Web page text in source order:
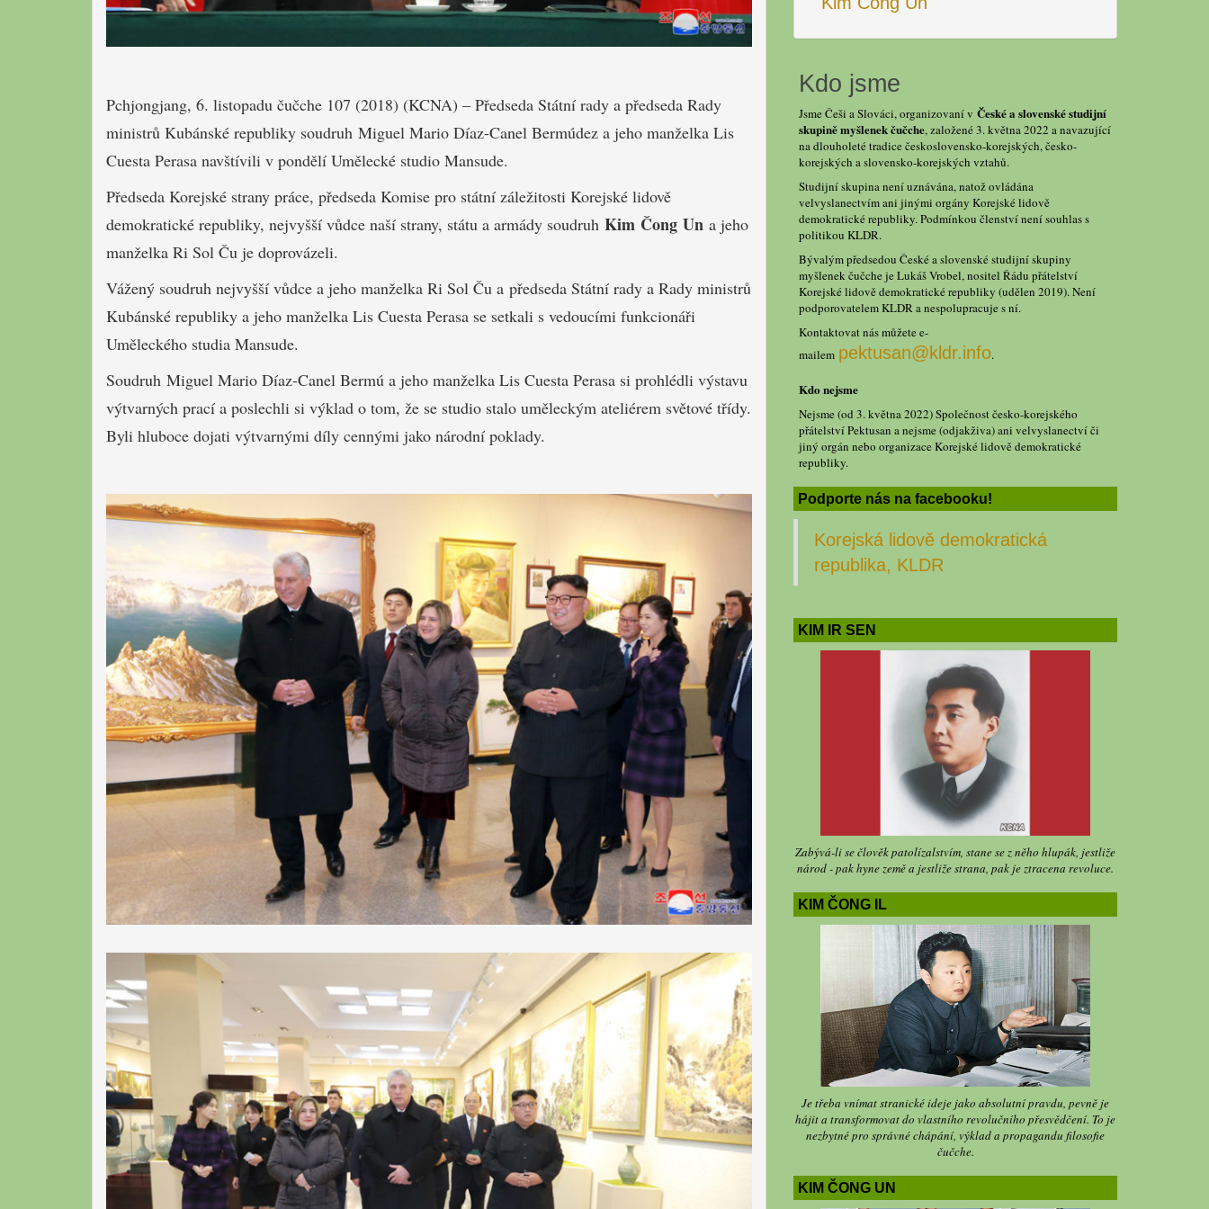
Pchjongjang, 6. listopadu čučche 107 (2018) (KCNA) – Předseda Státní rady a předseda Rady
ministrů Kubánské republiky soudruh Miguel Mario Díaz-Canel Bermúdez a jeho manželka Lis
Cuesta Perasa navštívili v pondělí Umělecké studio Mansude.
Předseda Korejské strany práce, předseda Komise pro státní záležitosti Korejské lidově
demokratické republiky, nejvyšší vůdce naší strany, státu a armády soudruh Kim Čong Un a jeho
manželka Ri Sol Ču je doprovázeli.
Vážený soudruh nejvyšší vůdce a jeho manželka Ri Sol Ču a předseda Státní rady a Rady ministrů
Kubánské republiky a jeho manželka Lis Cuesta Perasa se setkali s vedoucími funkcionáři
Uměleckého studia Mansude.
Soudruh Miguel Mario Díaz-Canel Bermú a jeho manželka Lis Cuesta Perasa si prohlédli výstavu
výtvarných prací a poslechli si výklad o tom, že se studio stalo uměleckým ateliérem světové třídy.
Byli hluboce dojati výtvarnými díly cennými jako národní poklady.
Kdo jsme
Jsme Češi a Slováci, organizovaní v České a slovenské studijní
skupině myšlenek čučche, založené 3. května 2022 a navazující
na dlouholeté tradice československo-korejských, česko-
korejských a slovensko-korejských vztahů.
Studijní skupina není uznávána, natož ovládána
velvyslanectvím ani jinými orgány Korejské lidově
demokratické republiky. Podmínkou členství není souhlas s
politikou KLDR.
Bývalým předsedou České a slovenské studijní skupiny
myšlenek čučche je Lukáš Vrobel, nositel Řádu přátelství
Korejské lidově demokratické republiky (udělen 2019). Není
podporovatelem KLDR a nespolupracuje s ní.
Kontaktovat nás můžete e-
mailem pektusan@kldr.info.
Kdo nejsme
Nejsme (od 3. května 2022) Společnost česko-korejského
přátelství Pektusan a nejsme (odjakživa) ani velvyslanectví či
jiný orgán nebo organizace Korejské lidově demokratické
republiky.
Podporte nás na facebooku!
Korejská lidově demokratická
republika, KLDR
KIM IR SEN
Zabývá-li se člověk patolízalstvím, stane se z něho hlupák, jestliže
národ - pak hyne země a jestliže strana, pak je ztracena revoluce.
KIM ČONG IL
Je třeba vnímat stranické ideje jako absolutní pravdu, pevně je
hájit a transformovat do vlastního revolučního přesvědčení. To je
nezbytné pro správné chápání, výklad a propagandu filosofie
čučche.
KIM ČONG UN